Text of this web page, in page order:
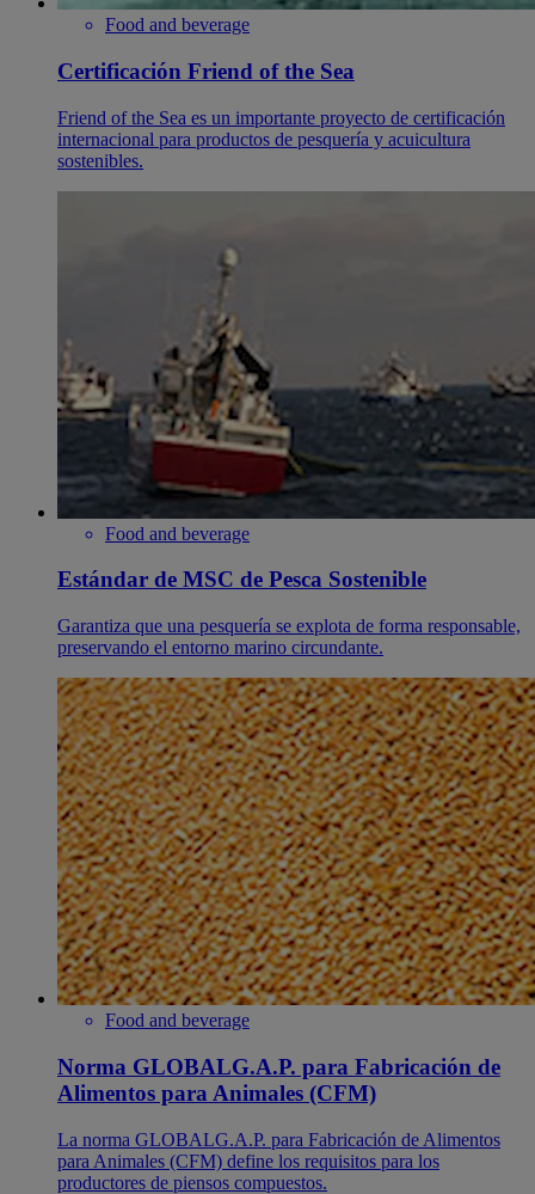
Food and beverage
Certificación Friend of the Sea
Friend of the Sea es un importante proyecto de certificación
internacional para productos de pesquería y acuicultura
sostenibles.
Food and beverage
Estándar de MSC de Pesca Sostenible
Garantiza que una pesquería se explota de forma responsable,
preservando el entorno marino circundante.
Food and beverage
Norma GLOBALG.A.P. para Fabricación de
Alimentos para Animales (CFM)
La norma GLOBALG.A.P. para Fabricación de Alimentos
para Animales (CFM) define los requisitos para los
productores de piensos compuestos.